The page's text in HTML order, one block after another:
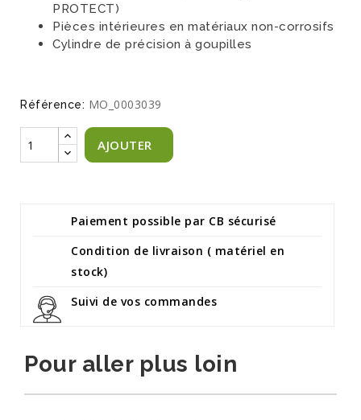
PROTECT)
Pièces intérieures en matériaux non-corrosifs
Cylindre de précision à goupilles
Référence: MO_0003039
AJOUTER
Paiement possible par CB sécurisé
Condition de livraison ( matériel en
stock)
Suivi de vos commandes
Pour aller plus loin